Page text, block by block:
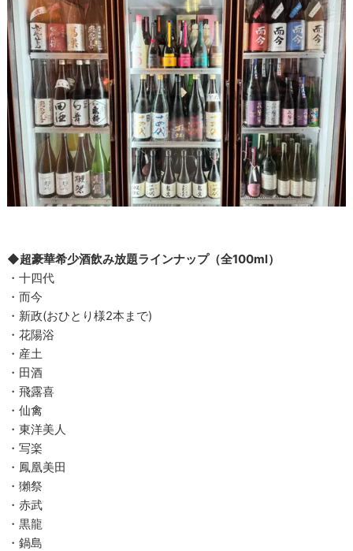
◆超豪華希少酒飲み放題ラインナップ（全100ml）
・十四代
・而今
・新政(おひとり様2本まで)
・花陽浴
・産土
・田酒
・飛露喜
・仙禽
・東洋美人
・写楽
・鳳凰美田
・獺祭
・赤武
・黒龍
・鍋島